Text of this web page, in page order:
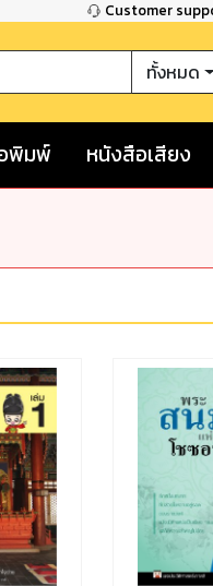
Customer
ทั้งหมด
พิมพ์ หนังสือเสียง